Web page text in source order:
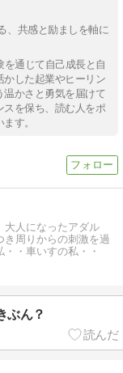
、共感と励ましを軸に
通じて自己成長と自
した起業やヒーリン
温かさと勇気を届けて
スを保ち、読む人をポ
す。
大人になったアダル
き周りからの刺激を過
・車いすの私・・
ぶん？